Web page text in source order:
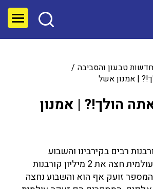
טבעון והסביבה
| אמנון אשל
הולך!? | אמנון
רבים בקירבינו והשבוע
המספר ברמה העולמית חצה את 2 מיליון קורבנות
זועק אף הוא והשבוע נחצה